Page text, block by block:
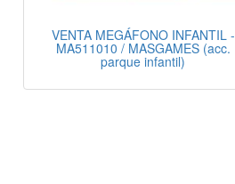
VENTA MEGÁFONO INFANTIL -
MA511010 / MASGAMES (acc.
parque infantil)